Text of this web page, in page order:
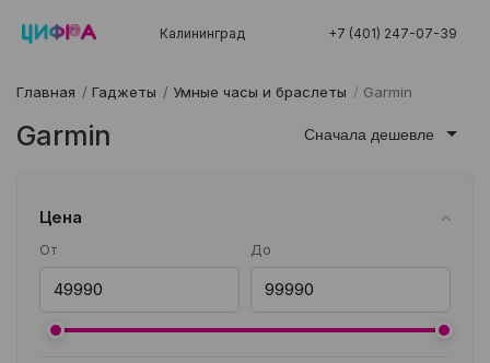
Калининград +7 (401) 247-07-39
Главная / Гаджеты / Умные часы и браслеты / Garmin
Garmin Сначала дешевле
Цена
От До